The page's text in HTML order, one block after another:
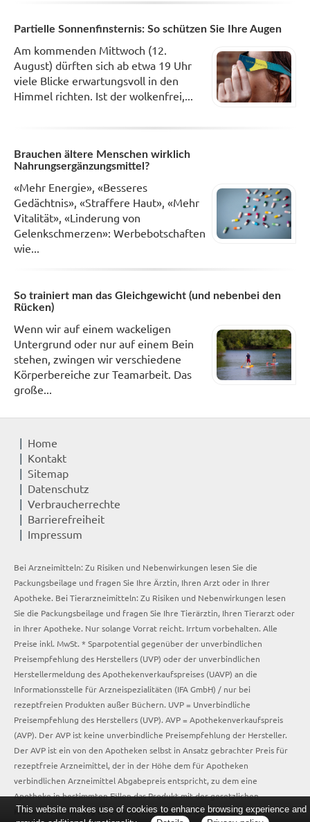
Partielle Sonnenfinsternis: So schützen Sie Ihre Augen
Am kommenden Mittwoch (12.
August) dürften sich ab etwa 19 Uhr
viele Blicke erwartungsvoll in den
Himmel richten. Ist der wolkenfrei,...
Brauchen ältere Menschen wirklich
Nahrungsergänzungsmittel?
«Mehr Energie», «Besseres
Gedächtnis», «Straffere Haut», «Mehr
Vitalität», «Linderung von
Gelenkschmerzen»: Werbebotschaften
wie...
So trainiert man das Gleichgewicht (und nebenbei den
Rücken)
Wenn wir auf einem wackeligen
Untergrund oder nur auf einem Bein
stehen, zwingen wir verschiedene
Körperbereiche zur Teamarbeit. Das
große...
Home
Kontakt
Sitemap
Datenschutz
Verbraucherrechte
Barrierefreiheit
Impressum
Bei Arzneimitteln: Zu Risiken und Nebenwirkungen lesen Sie die
Packungsbeilage und fragen Sie Ihre Ärztin, Ihren Arzt oder in Ihrer
Apotheke. Bei Tierarzneimitteln: Zu Risiken und Nebenwirkungen lesen
Sie die Packungsbeilage und fragen Sie Ihre Tierärztin, Ihren Tierarzt oder
in Ihrer Apotheke. Nur solange Vorrat reicht. Irrtum vorbehalten. Alle
Preise inkl. MwSt. * Sparpotential gegenüber der unverbindlichen
Preisempfehlung des Herstellers (UVP) oder der unverbindlichen
Herstellermeldung des Apothekenverkaufspreises (UAVP) an die
Informationsstelle für Arzneispezialitäten (IFA GmbH) / nur bei
rezeptfreien Produkten außer Büchern. UVP = Unverbindliche
Preisempfehlung des Herstellers (UVP). AVP = Apothekenverkaufspreis
(AVP). Der AVP ist keine unverbindliche Preisempfehlung der Hersteller.
Der AVP ist ein von den Apotheken selbst in Ansatz gebrachter Preis für
rezeptfreie Arzneimittel, der in der Höhe dem für Apotheken
verbindlichen Arzneimittel Abgabepreis entspricht, zu dem eine
Apotheke in bestimmten Fällen das Produkt mit der gesetzlichen
Krankenversicherung abrechnet. Im Gegensatz zum AVP ist die
This website makes use of cookies to enhance browsing experience and